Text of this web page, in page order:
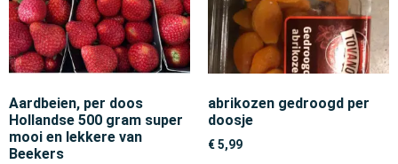
Aardbeien, per doos
Hollandse 500 gram super
mooi en lekkere van
Beekers
abrikozen gedroogd per
doosje
€5,99